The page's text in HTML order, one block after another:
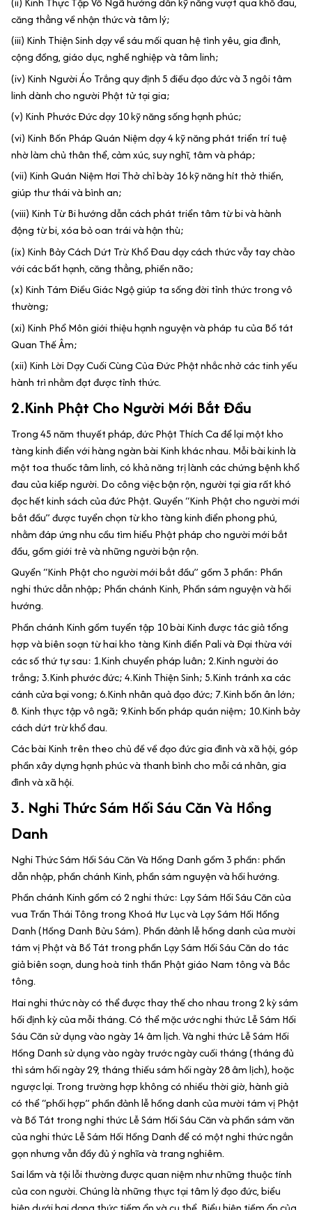
căng thẳng về nhận thức và tâm lý;
(iii) Kinh Thiện Sinh dạy về sáu mối quan hệ tình yêu, gia đình,
cộng đồng, giáo dục, nghề nghiệp và tâm linh;
(iv) Kinh Người Áo Trắng quy định 5 điều đạo đức và 3 ngôi tâm
linh dành cho người Phật tử tại gia;
(v) Kinh Phước Đức dạy 10 kỹ năng sống hạnh phúc;
(vi) Kinh Bốn Pháp Quán Niệm dạy 4 kỹ năng phát triển trí tuệ
nhờ làm chủ thân thể, cảm xúc, suy nghĩ, tâm và pháp;
(vii) Kinh Quán Niệm Hơi Thở chỉ bày 16 kỹ năng hít thở thiền,
giúp thư thái và bình an;
(viii) Kinh Từ Bi hướng dẫn cách phát triển tâm từ bi và hành
động từ bi, xóa bỏ oan trái và hận thù;
(ix) Kinh Bảy Cách Dứt Trừ Khổ Đau dạy cách thức vẫy tay chào
với các bất hạnh, căng thẳng, phiền não;
(x) Kinh Tám Điều Giác Ngộ giúp ta sống đời tỉnh thức trong vô
thường;
(xi) Kinh Phổ Môn giới thiệu hạnh nguyện và pháp tu của Bồ tát
Quan Thế Âm;
(xii) Kinh Lời Dạy Cuối Cùng Của Đức Phật nhắc nhở các tinh yếu
hành trì nhằm đạt được tỉnh thức.
2.Kinh Phật Cho Người Mới Bắt Đầu
Trong 45 năm thuyết pháp, đức Phật Thích Ca để lại một kho
tàng kinh điển với hàng ngàn bài Kinh khác nhau. Mỗi bài kinh là
một toa thuốc tâm linh, có khả năng trị lành các chứng bệnh khổ
đau của kiếp người. Do công việc bận rộn, người tại gia rất khó
đọc hết kinh sách của đức Phật. Quyển “Kinh Phật cho người mới
bắt đầu” được tuyển chọn từ kho tàng kinh điển phong phú,
nhằm đáp ứng nhu cầu tìm hiểu Phật pháp cho người mới bắt
đầu, gồm giới trẻ và những người bận rộn.
Quyển “Kinh Phật cho người mới bắt đầu” gồm 3 phần: Phần
nghi thức dẫn nhập; Phần chánh Kinh, Phần sám nguyện và hồi
hướng.
Phần chánh Kinh gồm tuyển tập 10 bài Kinh được tác giả tổng
hợp và biên soạn từ hai kho tàng Kinh điển Pali và Đại thừa với
các số thứ tự sau: 1.Kinh chuyển pháp luân; 2.Kinh người áo
trắng; 3.Kinh phước đức; 4.Kinh Thiện Sinh; 5.Kinh tránh xa các
cánh cửa bại vong; 6.Kinh nhân quả đạo đức; 7.Kinh bốn ân lớn;
8. Kinh thực tập vô ngã; 9.Kinh bốn pháp quán niệm; 10.Kinh bảy
cách dứt trừ khổ đau.
Các bài Kinh trên theo chủ đề về đạo đức gia đình và xã hội, góp
phần xây dựng hạnh phúc và thanh bình cho mỗi cá nhân, gia
đình và xã hội.
3. Nghi Thức Sám Hối Sáu Căn Và Hồng
Danh
Nghi Thức Sám Hối Sáu Căn Và Hồng Danh gồm 3 phần: phần
dẫn nhập, phần chánh Kinh, phần sám nguyện và hồi hướng.
Phần chánh Kinh gồm có 2 nghi thức: Lạy Sám Hối Sáu Căn của
vua Trần Thái Tông trong Khoá Hư Lục và Lạy Sám Hối Hồng
Danh (Hồng Danh Bửu Sám). Phần đảnh lễ hồng danh của mười
tám vị Phật và Bồ Tát trong phần Lạy Sám Hối Sáu Căn do tác
giả biên soạn, dung hoà tinh thần Phật giáo Nam tông và Bắc
tông.
Hai nghi thức này có thể được thay thế cho nhau trong 2 kỳ sám
hối định kỳ của mỗi tháng. Có thể mặc ước nghi thức Lễ Sám Hối
Sáu Căn sử dụng vào ngày 14 âm lịch. Và nghi thức Lễ Sám Hối
Hồng Danh sử dụng vào ngày trước ngày cuối tháng (tháng đủ
thì sám hối ngày 29, tháng thiếu sám hối ngày 28 âm lịch), hoặc
ngược lại. Trong trường hợp không có nhiều thời giờ, hành giả
có thể “phối hợp” phần đảnh lễ hồng danh của mười tám vị Phật
và Bồ Tát trong nghi thức Lễ Sám Hối Sáu Căn và phần sám văn
của nghi thức Lễ Sám Hối Hồng Danh để có một nghi thức ngắn
gọn nhưng vẫn đầy đủ ý nghĩa và trang nghiêm.
Sai lầm và tội lỗi thường được quan niệm như những thuộc tính
của con người. Chúng là những thực tại tâm lý đạo đức, biểu